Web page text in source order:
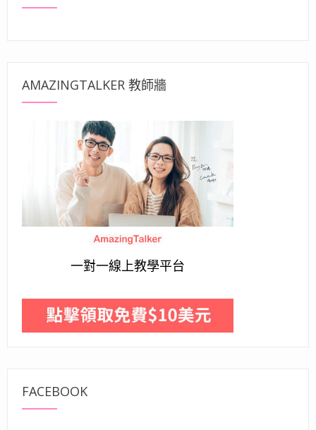
AMAZINGTALKER 教師牆
一對一線上教學平台
FACEBOOK